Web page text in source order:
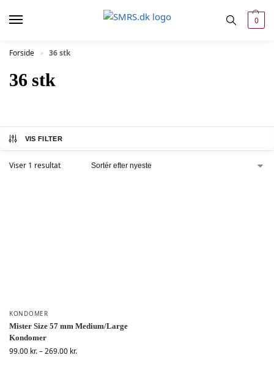
0
Forside » 36 stk
36 stk
VIS FILTER
Viser 1 resultat
KONDOMER
Mister Size 57 mm Medium/Large
Kondomer
99.00 kr.–269.00 kr.